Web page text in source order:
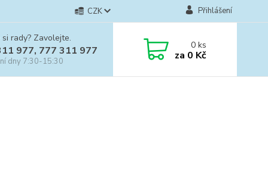
CZK Přihlášení
rady? Zavolejte.
977, 777 311 977
dny 7:30-15:30
0ks
za 0 Kč